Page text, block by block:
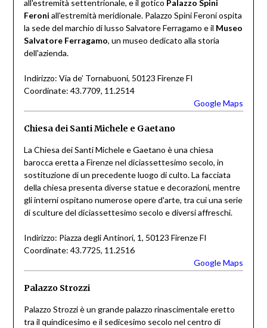
all'estremità settentrionale, e il gotico Palazzo Spini
Feroni all'estremità meridionale. Palazzo Spini Feroni ospita
la sede del marchio di lusso Salvatore Ferragamo e il Museo
Salvatore Ferragamo, un museo dedicato alla storia
dell'azienda.
Indirizzo: Via de’ Tornabuoni, 50123 Firenze FI
Coordinate: 43.7709, 11.2514
Google Maps
Chiesa dei Santi Michele e Gaetano
La Chiesa dei Santi Michele e Gaetano è una chiesa
barocca eretta a Firenze nel diciassettesimo secolo, in
sostituzione di un precedente luogo di culto. La facciata
della chiesa presenta diverse statue e decorazioni, mentre
gli interni ospitano numerose opere d'arte, tra cui una serie
di sculture del diciassettesimo secolo e diversi affreschi.
Indirizzo: Piazza degli Antinori, 1, 50123 Firenze FI
Coordinate: 43.7725, 11.2516
Google Maps
Palazzo Strozzi
Palazzo Strozzi è un grande palazzo rinascimentale eretto
tra il quindicesimo e il sedicesimo secolo nel centro di